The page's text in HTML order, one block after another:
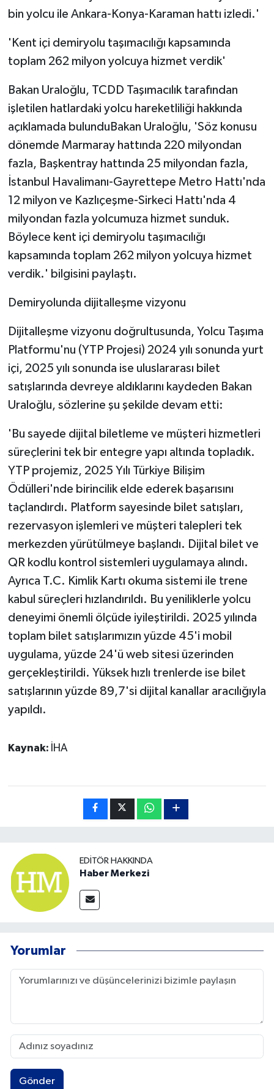
bin yolcu ile Ankara-Konya-Karaman hattı izledi.'
'Kent içi demiryolu taşımacılığı kapsamında
toplam 262 milyon yolcuya hizmet verdik'
Bakan Uraloğlu, TCDD Taşımacılık tarafından
işletilen hatlardaki yolcu hareketliliği hakkında
açıklamada bulunduBakan Uraloğlu, 'Söz konusu
dönemde Marmaray hattında 220 milyondan
fazla, Başkentray hattında 25 milyondan fazla,
İstanbul Havalimanı-Gayrettepe Metro Hattı'nda
12 milyon ve Kazlıçeşme-Sirkeci Hattı'nda 4
milyondan fazla yolcumuza hizmet sunduk.
Böylece kent içi demiryolu taşımacılığı
kapsamında toplam 262 milyon yolcuya hizmet
verdik.' bilgisini paylaştı.
Demiryolunda dijitalleşme vizyonu
Dijitalleşme vizyonu doğrultusunda, Yolcu Taşıma
Platformu'nu (YTP Projesi) 2024 yılı sonunda yurt
içi, 2025 yılı sonunda ise uluslararası bilet
satışlarında devreye aldıklarını kaydeden Bakan
Uraloğlu, sözlerine şu şekilde devam etti:
'Bu sayede dijital biletleme ve müşteri hizmetleri
süreçlerini tek bir entegre yapı altında topladık.
YTP projemiz, 2025 Yılı Türkiye Bilişim
Ödülleri'nde birincilik elde ederek başarısını
taçlandırdı. Platform sayesinde bilet satışları,
rezervasyon işlemleri ve müşteri talepleri tek
merkezden yürütülmeye başlandı. Dijital bilet ve
QR kodlu kontrol sistemleri uygulamaya alındı.
Ayrıca T.C. Kimlik Kartı okuma sistemi ile trene
kabul süreçleri hızlandırıldı. Bu yeniliklerle yolcu
deneyimi önemli ölçüde iyileştirildi. 2025 yılında
toplam bilet satışlarımızın yüzde 45'i mobil
uygulama, yüzde 24'ü web sitesi üzerinden
gerçekleştirildi. Yüksek hızlı trenlerde ise bilet
satışlarının yüzde 89,7'si dijital kanallar aracılığıyla
yapıldı.
Kaynak: İHA
EDITÖR HAKKINDA
Haber Merkezi
Yorumlar
Gönder